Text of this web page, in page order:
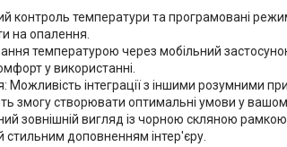
контроль температури та програмовані
на опалення.
температурою через мобільний
у використанні.
Можливість інтеграції з іншими розумними
змогу створювати оптимальні умови у
зовнішній вигляд із чорною скляною
стильним доповненням інтер'єру.